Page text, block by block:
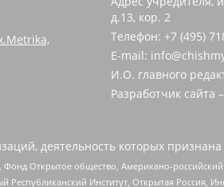
д.13, кор. 2
Телефон: +7 (495)
E-mail:
И.О. главного
Разработчик сайта –
деятельность которых
Открытое общество, Американо-
Институт, Открытая Россия,